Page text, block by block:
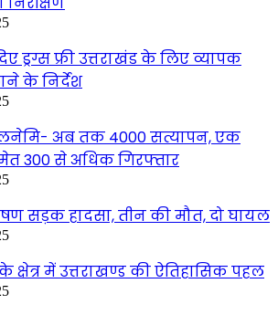
ड्रग्स फ्री उत्तराखंड के लिए व्यापक
के निर्देश
अब तक 4000 सत्यापन, एक
300 से अधिक गिरफ्तार
सड़क हादसा, तीन की मौत, दो घायल
क्षेत्र में उत्तराखण्ड की ऐतिहासिक पहल